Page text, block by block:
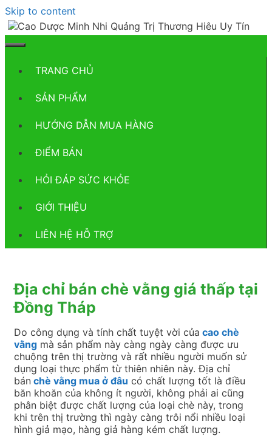
Skip to content
TRANG CHỦ
SẢN PHẨM
HƯỚNG DẪN MUA HÀNG
ĐIỂM BÁN
HỎI ĐÁP SỨC KHỎE
GIỚI THIỆU
LIÊN HỆ HỖ TRỢ
Địa chỉ bán chè vằng giá thấp tại
Đồng Tháp
Do công dụng và tính chất tuyệt vời của cao chè
vằng mà sản phẩm này càng ngày càng được ưu
chuộng trên thị trường và rất nhiều người muốn sử
dụng loại thực phẩm từ thiên nhiên này. Địa chỉ
bán chè vằng mua ở đâu có chất lượng tốt là điều
băn khoăn của không ít người, không phải ai cũng
phân biệt được chất lượng của loại chè này, trong
khi trên thị trường thì ngày càng trôi nổi nhiều loại
hình giả mạo, hàng giả hàng kém chất lượng.